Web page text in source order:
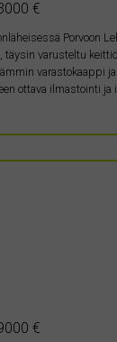
€
Porvoon
varusteltu
varastokaappi
ottava ilmastointi
€